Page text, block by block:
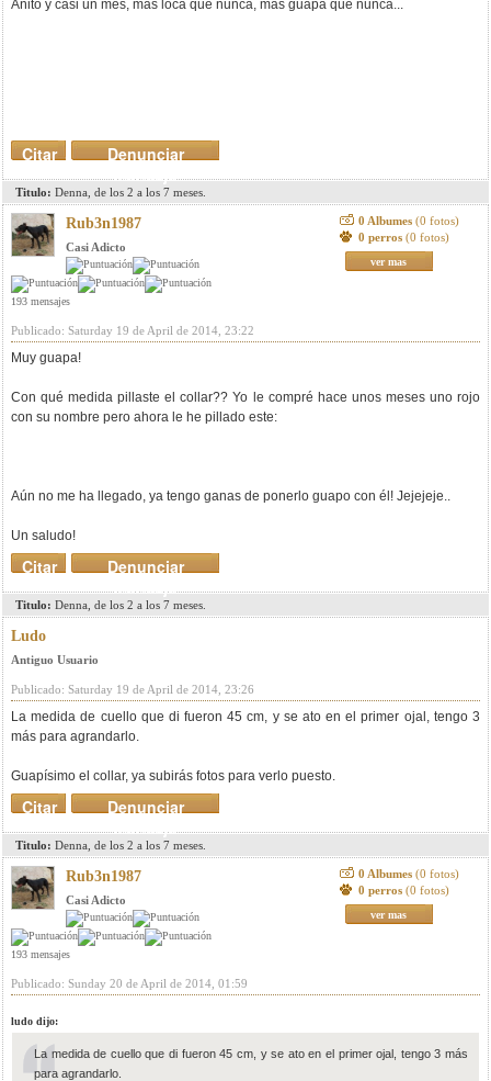
Añito y casi un mes, más loca que nunca, más guapa que nunca...
Denunciar
mensaje
Citar
Titulo: Denna, de los 2 a los 7 meses.
Rub3n1987
Casi Adicto
193 mensajes
0 Albumes (0 fotos)
0 perros (0 fotos)
ver mas
Publicado: Saturday 19 de April de 2014, 23:22
Muy guapa!
Con qué medida pillaste el collar?? Yo le compré hace unos meses uno rojo
con su nombre pero ahora le he pillado este:
Aún no me ha llegado, ya tengo ganas de ponerlo guapo con él! Jejejeje..
Un saludo!
Denunciar
mensaje
Citar
Titulo: Denna, de los 2 a los 7 meses.
Ludo
Antiguo Usuario
Publicado: Saturday 19 de April de 2014, 23:26
La medida de cuello que di fueron 45 cm, y se ato en el primer ojal, tengo 3
más para agrandarlo.
Guapísimo el collar, ya subirás fotos para verlo puesto.
Denunciar
mensaje
Citar
Titulo: Denna, de los 2 a los 7 meses.
Rub3n1987
Casi Adicto
193 mensajes
0 Albumes (0 fotos)
0 perros (0 fotos)
ver mas
Publicado: Sunday 20 de April de 2014, 01:59
ludo dijo:
La medida de cuello que di fueron 45 cm, y se ato en el primer ojal, tengo 3 más
para agrandarlo.